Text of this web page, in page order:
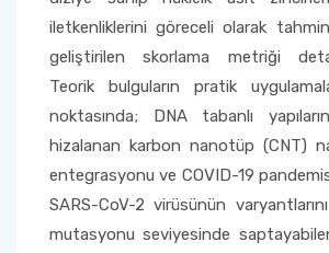
iletkenliklerini göreceli olarak
geliştirilen skorlama metriği
Teorik bulguların pratik
noktasında; DNA tabanlı
hizalanan karbon nanotüp (CNT)
entegrasyonu ve COVID-19
SARS-CoV-2 virüsünün
mutasyonu seviyesinde